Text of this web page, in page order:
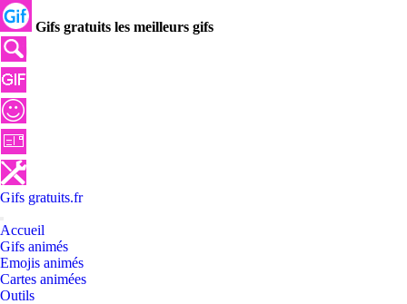
Gifs gratuits les meilleurs gifs
Gifs gratuits.fr
Accueil
Gifs animés
Emojis animés
Cartes animées
Outils